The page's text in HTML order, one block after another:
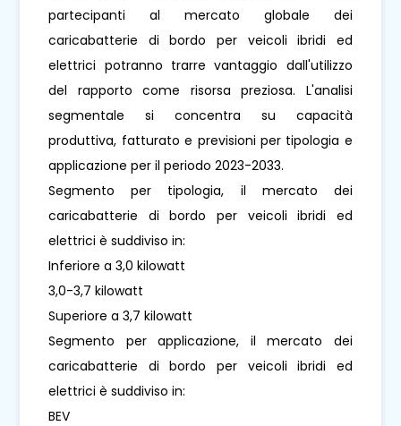
partecipanti al mercato globale dei
caricabatterie di bordo per veicoli ibridi ed
elettrici potranno trarre vantaggio dall'utilizzo
del rapporto come risorsa preziosa. L'analisi
segmentale si concentra su capacità
produttiva, fatturato e previsioni per tipologia e
applicazione per il periodo 2023-2033.
Segmento per tipologia, il mercato dei
caricabatterie di bordo per veicoli ibridi ed
elettrici è suddiviso in:
Inferiore a 3,0 kilowatt
3,0-3,7 kilowatt
Superiore a 3,7 kilowatt
Segmento per applicazione, il mercato dei
caricabatterie di bordo per veicoli ibridi ed
elettrici è suddiviso in:
BEV